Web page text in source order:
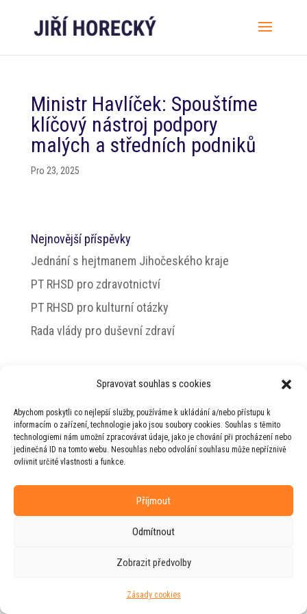
Spravovat souhlas s cookies
Abychom poskytli co nejlepší služby, používáme k ukládání a/nebo přístupu k
informacím o zařízení, technologie jako jsou soubory cookies. Souhlas s těmito
technologiemi nám umožní zpracovávat údaje, jako je chování při procházení nebo
jedinečná ID na tomto webu. Nesouhlas nebo odvolání souhlasu může nepříznivě
ovlivnit určité vlastnosti a funkce.
Příjmout
Odmítnout
Zobrazit předvolby
Zásady cookies
Ministr Havlíček: Spouštíme
klíčový nástroj podpory
malých a středních podniků
Pro 23, 2025
Nejnovější příspěvky
Jednání s hejtmanem Jihočeského kraje
PT RHSD pro zdravotnictví
PT RHSD pro kulturní otázky
Rada vlády pro duševní zdraví
Horeckého
Web vytvořila firmaRUDIve spolupráci s
agenturou